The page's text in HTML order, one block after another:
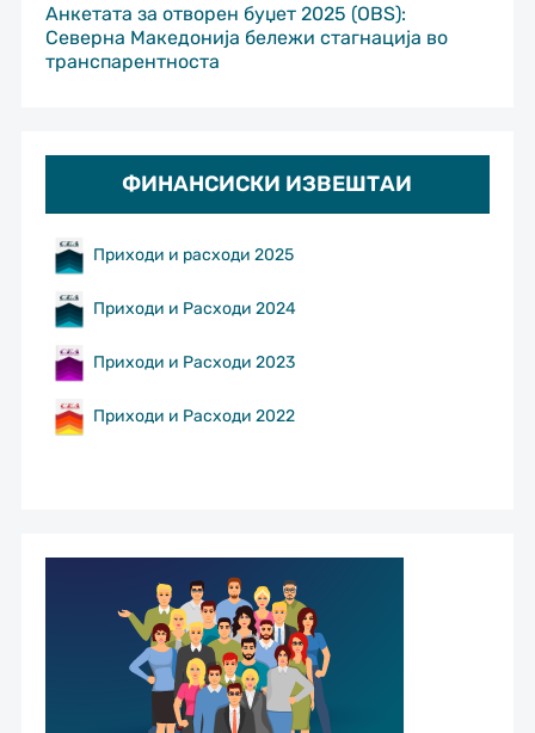
Анкетата за отворен буџет 2025 (OBS):
Северна Македонија бележи стагнација во
транспарентноста
ФИНАНСИСКИ ИЗВЕШТАИ
Приходи и расходи 2025
Приходи и Расходи 2024
Приходи и Расходи 2023
Приходи и Расходи 2022